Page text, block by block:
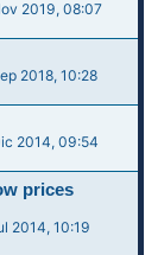
2019, 08:07
2018, 10:28
2014, 09:54
prices
2014, 10:19